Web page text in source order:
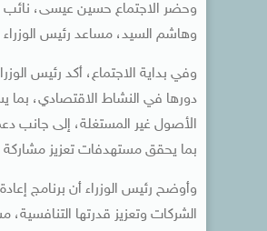
وحضر الاجتماع حسين عيسى، نائب
وهاشم السيد، مساعد رئيس الوزراء
وفي بداية الاجتماع، أكد رئيس
دورها في النشاط الاقتصادي، بما
الأصول غير المستغلة، إلى جانب
بما يحقق مستهدفات تعزيز
وأوضح رئيس الوزراء أن برنامج
الشركات وتعزيز قدرتها